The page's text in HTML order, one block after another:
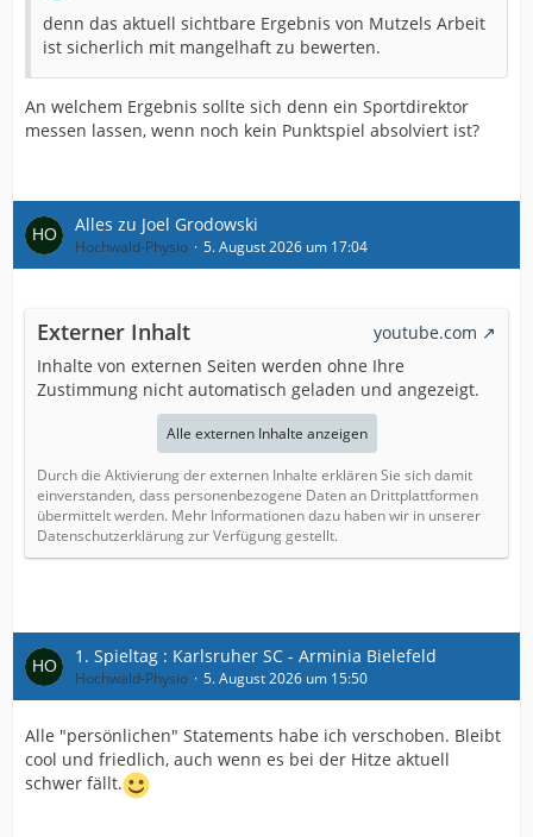
denn das aktuell sichtbare Ergebnis von Mutzels Arbeit
ist sicherlich mit mangelhaft zu bewerten.
An welchem Ergebnis sollte sich denn ein Sportdirektor
messen lassen, wenn noch kein Punktspiel absolviert ist?
Alles zu Joel Grodowski
Hochwald-Physio 5. August 2026 um 17:04
Externer Inhalt
youtube.com
Inhalte von externen Seiten werden ohne Ihre
Zustimmung nicht automatisch geladen und angezeigt.
Alle externen Inhalte anzeigen
Durch die Aktivierung der externen Inhalte erklären Sie sich damit
einverstanden, dass personenbezogene Daten an Drittplattformen
übermittelt werden. Mehr Informationen dazu haben wir in unserer
Datenschutzerklärung zur Verfügung gestellt.
1. Spieltag : Karlsruher SC - Arminia Bielefeld
Hochwald-Physio 5. August 2026 um 15:50
Alle "persönlichen" Statements habe ich verschoben. Bleibt
cool und friedlich, auch wenn es bei der Hitze aktuell
schwer fällt.